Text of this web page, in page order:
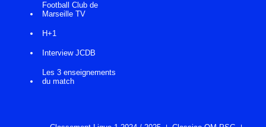
Football Club de
Marseille TV
H+1
Interview JCDB
Les 3 enseignements
du match